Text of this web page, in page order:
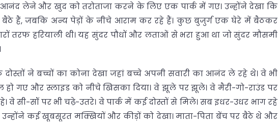
आनंद लेने और खुद को तरोताजा करने के लिए एक पार्क में गए। उन्होंने देखा कि
हैं, जबकि अन्य पेड़ों के नीचे आराम कर रहे हैं। कुछ बुजुर्ग एक घेरे में बैठकर
तरफ हरियाली थी। यह सुंदर पौधों और लताओं से भरा हुआ था जो सुंदर मौसमी
ने बच्चों का कोना देखा जहां बच्चे अपनी सवारी का आनंद ले रहे थे। वे भी
गए और स्लाइड को नीचे खिसका दिया। वे झूले पर झूले। वे मैरी-गो-राउंड पर
वे सी-सॉ पर भी चढ़े-उतरे। वे पार्क में कई दोस्तों से मिले। सब इधर-उधर भाग रहे
कई खूबसूरत मक्खियों और कीड़ों को देखा। माता-पिता बेंच पर बैठे थे और